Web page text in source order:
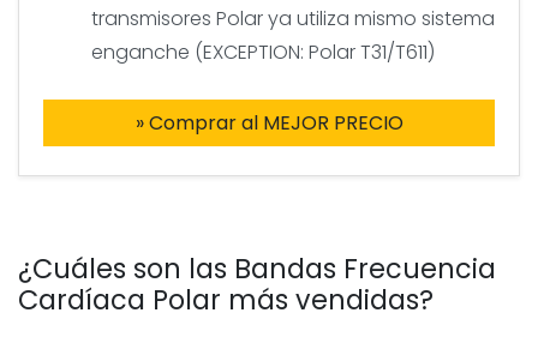
transmisores Polar ya utiliza mismo sistema
enganche (EXCEPTION: Polar T31/T611)
» Comprar al MEJOR PRECIO
¿Cuáles son las Bandas Frecuencia
Cardíaca Polar más vendidas?